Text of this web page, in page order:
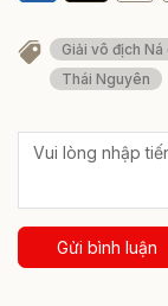
Giải vô địch
Thái Nguyên
Gửi bình luận